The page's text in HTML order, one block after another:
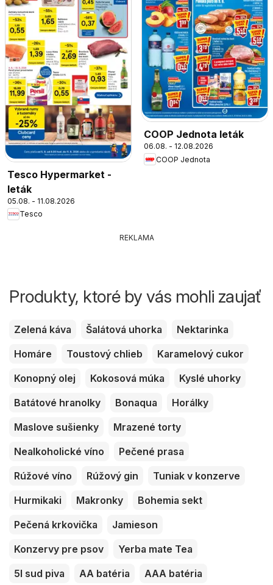
Tesco Hypermarket -
leták
05.08. - 11.08.2026
Tesco
COOP Jednota leták
06.08. - 12.08.2026
COOP Jednota
REKLAMA
Produkty, ktoré by vás mohli zaujať
Zelená káva Šalátová uhorka
Nektarinka
Homáre
Toustový chlieb
Karamelový cukor
Konopný olej
Kokosová múka
Kyslé uhorky
Batátové hranolky
Bonaqua
Horálky
Maslove sušienky
Mrazené torty
Nealkoholické víno
Pečené prasa
Rúžové víno
Rúžový gin
Tuniak v konzerve
Hurmikaki
Makronky
Bohemia sekt
Pečená krkovička
Jamieson
Konzervy pre psov
Yerba mate Tea
5l sud piva
AA batéria
AAA batéria